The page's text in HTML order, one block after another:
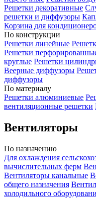
Решетки декоративные
решетки и диффузоры
Корзина для
По конструкции
Решетки линейные
Решетки
круглые Решетки
Веерные диффузоры
диффузоры
По материалу
Решетки алюминиевые
вентиляционные решетки
Вентиляторы
По назначению
Для охлаждения
вычислительных ферм
Вентиляторы канальные
общего назначения
холодильного